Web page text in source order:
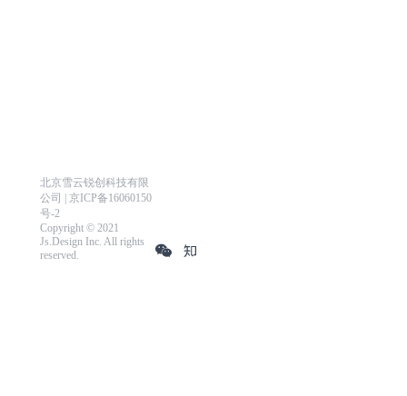
北京雪云锐创科技有限
公司 | 京ICP备16060150
号-2
Copyright © 2021
Js.Design Inc. All rights
reserved.